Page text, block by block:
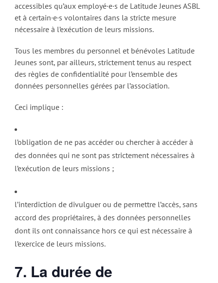
accessibles qu’aux employé·e·s de Latitude Jeunes ASBL
et à certain·e·s volontaires dans la stricte mesure
nécessaire à l’exécution de leurs missions.
Tous les membres du personnel et bénévoles Latitude
Jeunes sont, par ailleurs, strictement tenus au respect
des règles de confidentialité pour l’ensemble des
données personnelles gérées par l’association.
Ceci implique :
l’obligation de ne pas accéder ou chercher à accéder à
des données qui ne sont pas strictement nécessaires à
l’exécution de leurs missions ;
l’interdiction de divulguer ou de permettre l’accès, sans
accord des propriétaires, à des données personnelles
dont ils ont connaissance hors ce qui est nécessaire à
l’exercice de leurs missions.
7. La durée de